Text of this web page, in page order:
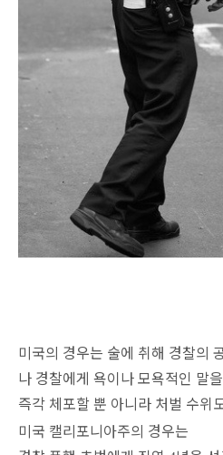
미국의 경우는 술에 취해 경찰의
나 경찰에게 욕이나 모욕적인 말
즉각 체포할 뿐 아니라 처벌 수위
미국 캘리포니아주의 경우는